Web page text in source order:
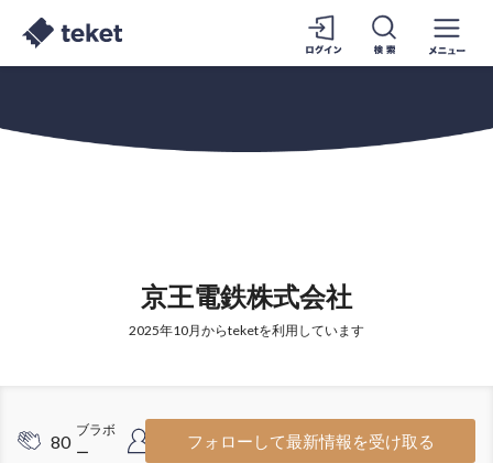
京王電鉄株式会社
2025年10月からteketを利用しています
80
ブラボ
ー
ー
フォローして最新情報を受け取る